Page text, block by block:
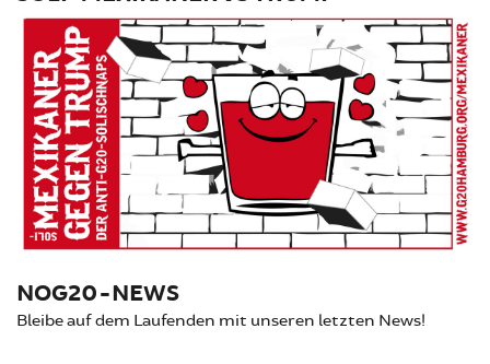
NOG20-NEWS
Bleibe auf dem Laufenden mit unseren letzten News!